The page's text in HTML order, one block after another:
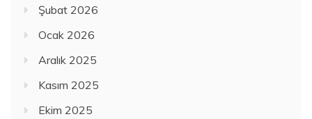
Şubat 2026
Ocak 2026
Aralık 2025
Kasım 2025
Ekim 2025